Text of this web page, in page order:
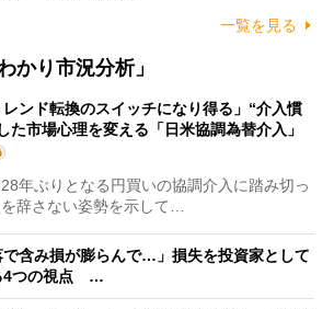
一覧を見る
かり市況分析」
レンド転換のスイッチになり得る」“介入慣
た市場心理を変える「日米協調為替介入」
年ぶりとなる円買いの協調介入に踏み切っ
辞さない姿勢を示して…
で含み損が膨らんで…」損失を投資家として
4つの視点 …